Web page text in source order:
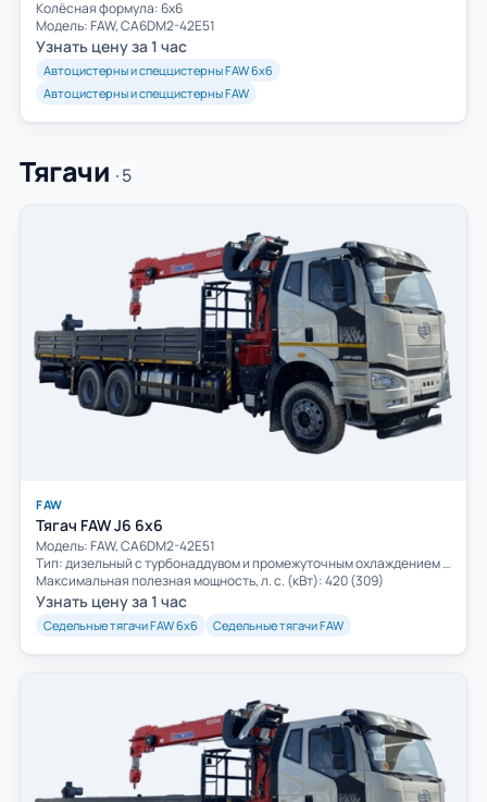
Колёсная формула: 6х6
Модель: FAW, CA6DM2-42E51
Узнать цену за 1 час
Автоцистерны и спеццистерны FAW 6х6
Автоцистерны и спеццистерны FAW
Тягачи · 5
FAW
Тягач FAW J6 6х6
Модель: FAW, CA6DM2-42E51
Тип: дизельный с турбонаддувом и промежуточным охлаждением воздуха
Максимальная полезная мощность, л. с. (кВт): 420 (309)
Узнать цену за 1 час
Седельные тягачи FAW 6х6 Седельные тягачи FAW